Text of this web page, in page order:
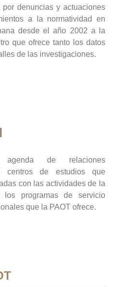
por denuncias y actuaciones
a la normatividad en
desde el año 2002 a la
que ofrece tanto los datos
de las investigaciones.
de relaciones
centros de estudios que
con las actividades de la
los programas de servicio
que la PAOT ofrece.